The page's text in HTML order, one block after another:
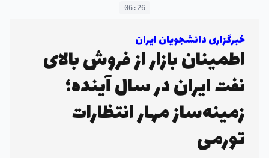
06:26
خبرگزاری دانشجویان ایران
اطمینان بازار از فروش بالای
نفت ایران در سال آینده؛
زمینه‌ساز مهار انتظارات
تورمی